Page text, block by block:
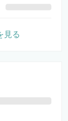
見る